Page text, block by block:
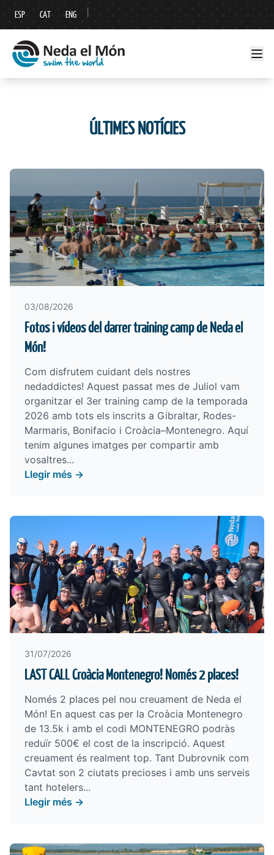
ESP CAT ENG
ÚLTIMES NOTÍCIES
03/08/2026
Fotos i vídeos del darrer training camp de Neda el
Món!
Com disfrutem cuidant dels nostres
nedaddictes! Aquest passat mes de Juliol vam
organitzar el 3er training camp de la temporada
2026 amb tots els inscrits a Gibraltar, Rodes-
Marmaris, Bonifacio i Croàcia–Montenegro. Aquí
tenim algunes imatges per compartir amb
vosaltres...
Llegir més →
31/07/2026
LAST CALL Croàcia Montenegro! Només 2 places!
Només 2 places pel nou creuament de Neda el
Món! En aquest cas per la Croàcia Montenegro
de 13.5k i amb el codi MONTENEGRO podràs
reduïr 500€ el cost de la inscripció. Aquest
creuament és realment top. Tant Dubrovnik com
Cavtat son 2 ciutats precioses i amb uns serveis
tant hotelers...
Llegir més →